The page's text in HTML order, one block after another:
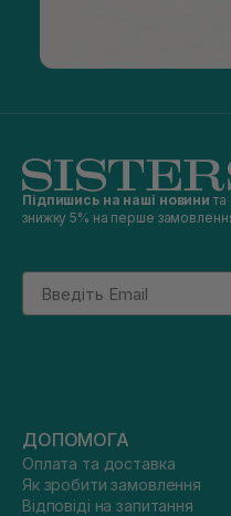
Підпишись на наші новини та
знижку 5% на перше
Email
ДОПОМОГА
Оплата та доставка
Як зробити замовлення
Відповіді на запитання